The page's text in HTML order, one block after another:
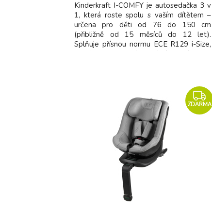
Kinderkraft I-COMFY je autosedačka 3 v
1, která roste spolu s vaším dítětem –
určena pro děti od 76 do 150 cm
(přibližně od 15 měsíců do 12 let).
Splňuje přísnou normu ECE R129 i-Size,
ZDARMA